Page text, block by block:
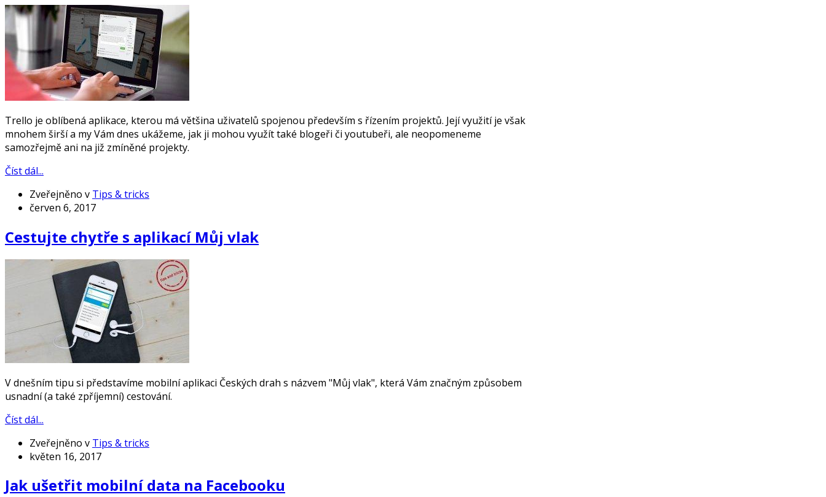
Trello je oblíbená aplikace, kterou má většina uživatelů spojenou především s řízením projektů. Její využití je však
mnohem širší a my Vám dnes ukážeme, jak ji mohou využít také blogeři či youtubeři, ale neopomeneme
samozřejmě ani na již zmíněné projekty.
Číst dál...
Zveřejněno v Tips & tricks
červen 6, 2017
Cestujte chytře s aplikací Můj vlak
V dnešním tipu si představíme mobilní aplikaci Českých drah s názvem "Můj vlak", která Vám značným způsobem
usnadní (a také zpříjemní) cestování.
Číst dál...
Zveřejněno v Tips & tricks
květen 16, 2017
Jak ušetřit mobilní data na Facebooku